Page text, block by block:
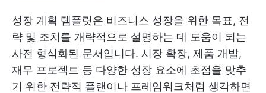
성장 계획 템플릿은 비즈니스 성장을 위한 목표, 전
략 및 조치를 개략적으로 설명하는 데 도움이 되는
사전 형식화된 문서입니다. 시장 확장, 제품 개발,
재무 프로젝트 등 다양한 성장 요소에 초점을 맞추
기 위한 전략적 플랜이나 프레임워크처럼 생각하면